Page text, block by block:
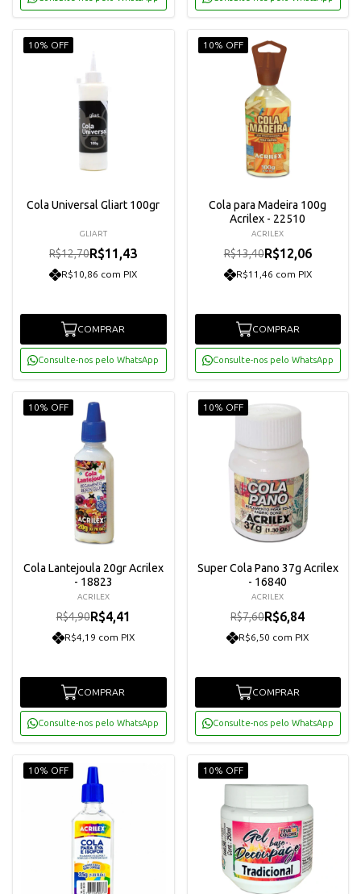
10% OFF
Cola Universal Gliart 100gr
GLIART
R$12,70R$11,43
R$10,86 com PIX
COMPRAR
Consulte-nos pelo WhatsApp
10% OFF
Cola para Madeira 100g
Acrilex - 22510
ACRILEX
R$13,40R$12,06
R$11,46 com PIX
COMPRAR
Consulte-nos pelo WhatsApp
10% OFF
Cola Lantejoula 20gr Acrilex
- 18823
ACRILEX
R$4,90R$4,41
R$4,19 com PIX
COMPRAR
Consulte-nos pelo WhatsApp
10% OFF
Super Cola Pano 37g Acrilex
- 16840
ACRILEX
R$7,60R$6,84
R$6,50 com PIX
COMPRAR
Consulte-nos pelo WhatsApp
10% OFF 10% OFF